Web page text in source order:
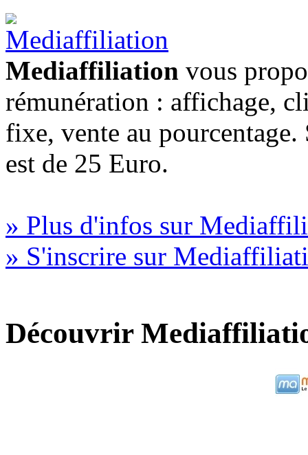
Mediaffiliation vous
rémunération : affichage,
fixe, vente au
est de 25 Euro.
» Plus d'infos sur
» S'inscrire sur
Découvrir